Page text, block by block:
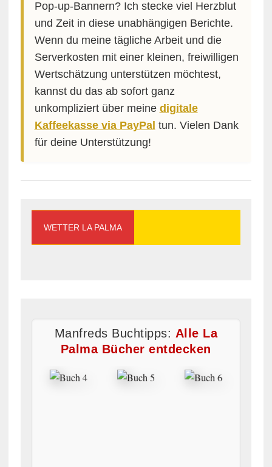
Pop-up-Bannern? Ich stecke viel Herzblut
und Zeit in diese unabhängigen Berichte.
Wenn du meine tägliche Arbeit und die
Serverkosten mit einer kleinen, freiwilligen
Wertschätzung unterstützen möchtest,
kannst du das ab sofort ganz
unkompliziert über meine digitale
Kaffeekasse via PayPal tun. Vielen Dank
für deine Unterstützung!
WETTER LA PALMA
Manfreds Buchtipps: Alle La
Palma Bücher entdecken